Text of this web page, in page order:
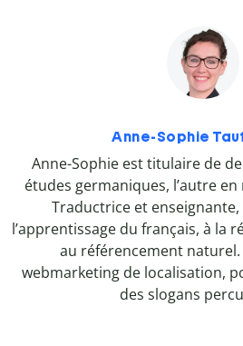
Anne-Sophie
Anne-Sophie est titulaire de
études germaniques, l’autre
Traductrice et enseignante,
l’apprentissage du français, à la
au référencement naturel.
webmarketing de localisation,
des slogans